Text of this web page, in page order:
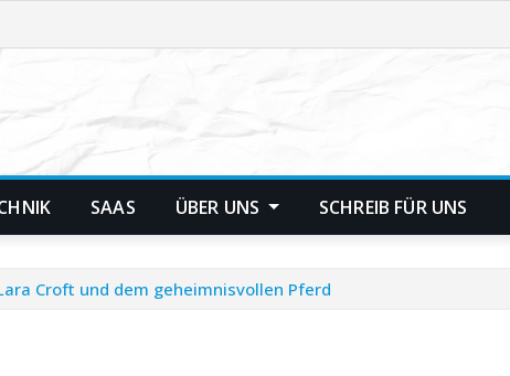
SAAS ÜBER UNS SCHREIB FÜR UNS
Croft und dem geheimnisvollen Pferd